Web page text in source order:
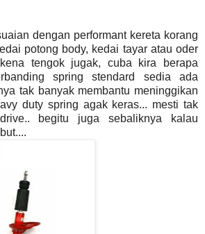
dengan performant kereta korang
potong body, kedai tayar atau oder
tengok jugak, cuba kira berapa
spring stendard sedia ada
tak banyak membantu meninggikan
duty spring agak keras... mesti tak
begitu juga sebaliknya kalau